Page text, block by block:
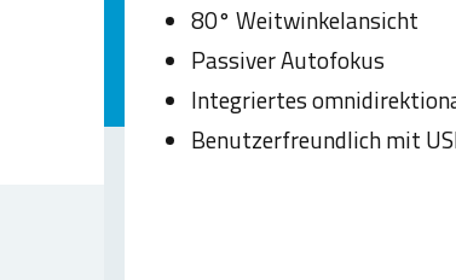
80° Weitwinkelansicht
Passiver Autofokus
Integriertes
Benutzerfreundlich mit